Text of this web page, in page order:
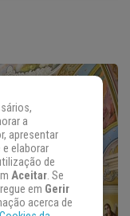
a
apresentar
elaborar
de
Aceitar. Se
em Gerir
acerca de